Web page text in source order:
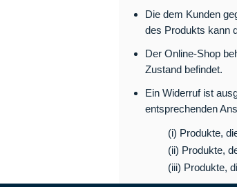
Die dem Kunden
des Produkts kann
Der Online-Shop
Zustand befindet.
Ein Widerruf ist
entsprechenden
(i) Produkte,
(ii) Produkte,
(iii) Produkte,